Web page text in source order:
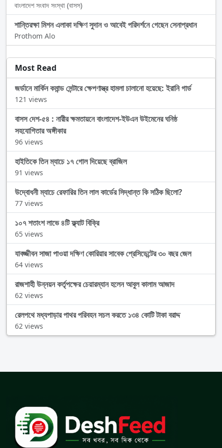
বাংলাদেশ সংবাদ সংস্থা (বাসস)
শান্তিরক্ষা মিশন এলাকা দক্ষিণ সুদান ও আবেই পরিদর্শনে গেছেন সেনাপ্রধান
Prothom Alo
Most Read
জর্ডানে মার্কিন কমান্ড সেন্টারে ক্ষেপণাস্ত্র হামলা চালানো হয়েছে: ইরানি গার্ড
121 views
বাসস দেশ-৫৪ : নারীর ক্ষমতায়নে বাংলাদেশ-ইউএন উইমেনের ঘনিষ্ঠ
সহযোগিতার অঙ্গীকার
96 views
হাইতিকে তিন ম্যাচে ১৭ গোল দিয়েছে ব্রাজিল
91 views
উদ্বোধনী ম্যাচে রেফারির তিন লাল কার্ডের সিদ্ধান্ত কি সঠিক ছিলো?
77 views
১০৭ শতাংশ লাভে ৪টি ফ্ল্যাট বিক্রি
65 views
যাবজ্জীবন সাজা পাওয়া দক্ষিণ কোরিয়ার সাবেক প্রেসিডেন্টের ৩০ বছর জেল
64 views
রাজশাহী উন্নয়ন কর্তৃপক্ষের চেয়ারম্যান হলেন আবুল কালাম আজাদ
62 views
রেলপথে মধ্যপাড়ার পাথর পরিবহন সচল করতে ১৩৪ কোটি টাকা বরাদ্দ
62 views